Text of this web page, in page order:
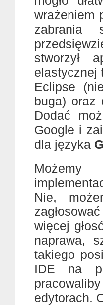
wrażeniem
zabrania
stworzył
elastycznej
Eclipse
buga) oraz
Dodać
Google i
dla języka
Nie,
więcej
naprawa,
takiego
IDE na
edytorach.